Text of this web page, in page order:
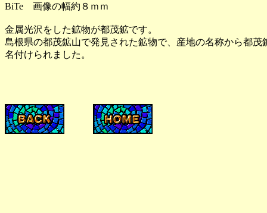
BiTe 画像の幅約８ｍｍ
金属光沢をした鉱物が都茂鉱です。
島根県の都茂鉱山で発見された鉱物で、産地の名称から都茂
名付けられました。